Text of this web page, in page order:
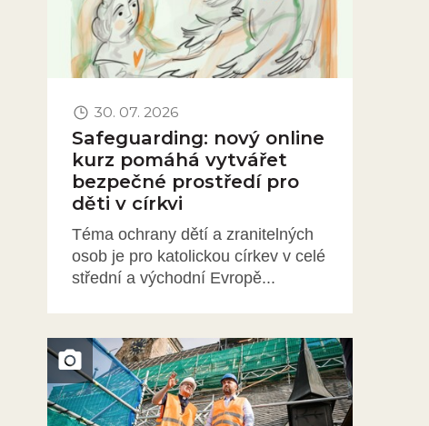
30. 07. 2026
Safeguarding: nový online
kurz pomáhá vytvářet
bezpečné prostředí pro
děti v církvi
Téma ochrany dětí a zranitelných
osob je pro katolickou církev v celé
střední a východní Evropě...
Obrázek novinky